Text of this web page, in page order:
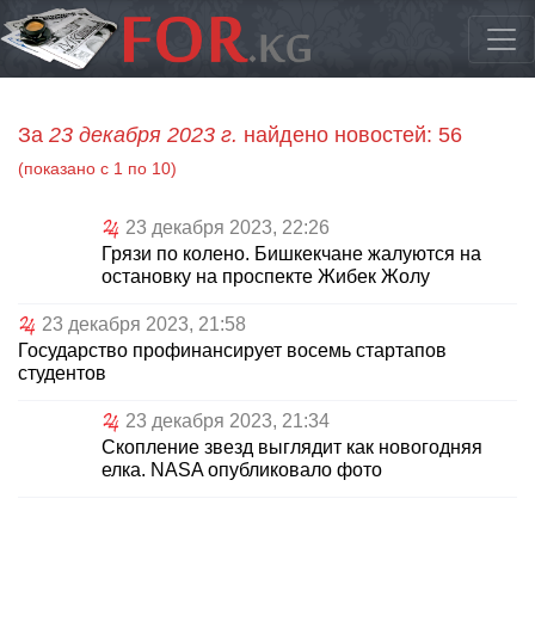
За 23 декабря 2023 г. найдено новостей: 56
(показано с 1 по 10)
23 декабря 2023, 22:26
Грязи по колено. Бишкекчане жалуются на
остановку на проспекте Жибек Жолу
23 декабря 2023, 21:58
Государство профинансирует восемь стартапов
студентов
23 декабря 2023, 21:34
Скопление звезд выглядит как новогодняя
елка. NASA опубликовало фото